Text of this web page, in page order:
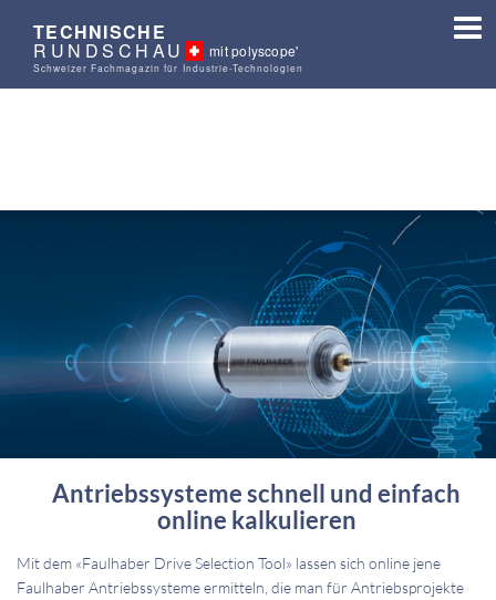
TECHNISCHE
RUNDSCHAU mit polyscope'
Schweizer Fachmagazin für Industrie-Technologien
Antriebssysteme schnell und einfach
online kalkulieren
Mit dem «Faulhaber Drive Selection Tool» lassen sich online jene
Faulhaber Antriebssysteme ermitteln, die man für Antriebsprojekte